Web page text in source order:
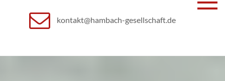
Hambach-
e.V.
für historische Forschung und
politische Bildung e.V.
kontakt@hambach-gesellschaft.de